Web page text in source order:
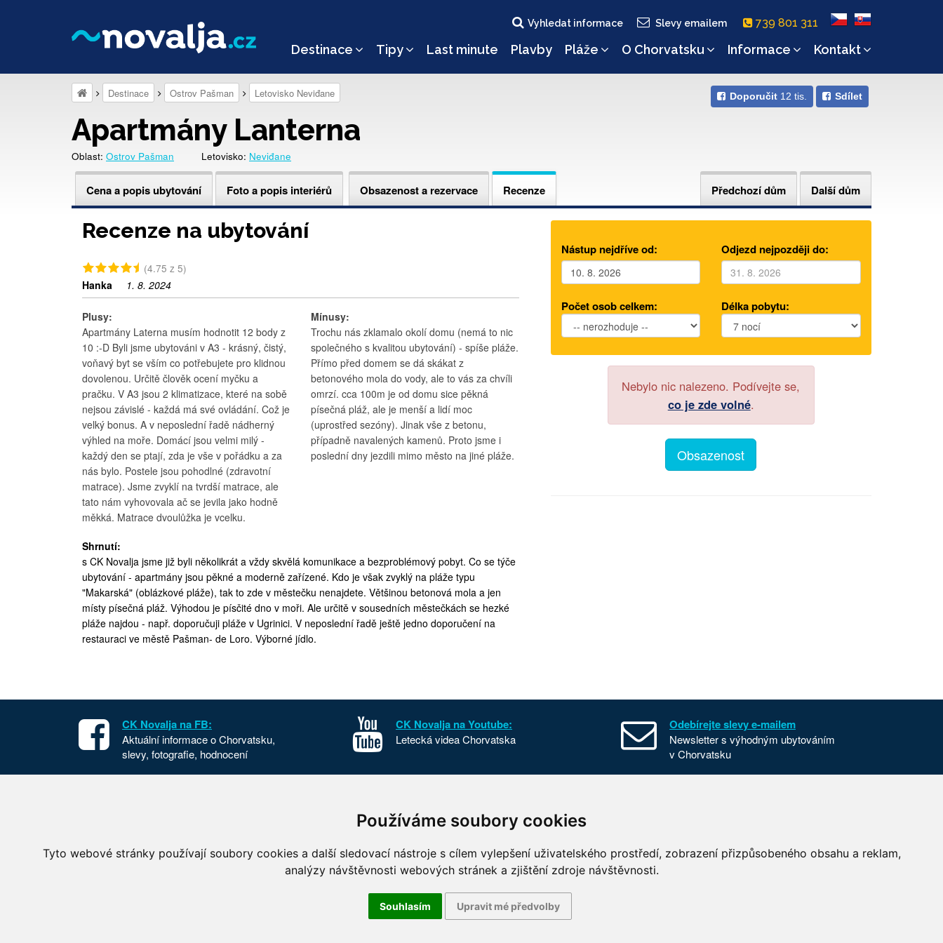
Používáme soubory cookies
Tyto webové stránky používají soubory cookies a další sledovací nástroje s cílem vylepšení uživatelského prostředí, zobrazení přizpůsobeného obsahu a reklam,
analýzy návštěvnosti webových stránek a zjištění zdroje návštěvnosti.
Souhlasím Upravit mé předvolby
Vyhledat informace Slevy emailem 739 801 311
Destinace Tipy Last minute Plavby Pláže O Chorvatsku Informace Kontakt
Doporučit 12 tis. Sdílet
Destinace Ostrov Pašman Letovisko Neviđane
Apartmány Lanterna
Oblast: Ostrov Pašman Letovisko: Neviđane
Předchozí dům Další dům
Cena a popis ubytování Foto a popis interiérů Obsazenost a rezervace Recenze
Recenze na ubytování
(4.75 z 5)
Hanka
1. 8. 2024
Plusy:
Apartmány Laterna musím hodnotit 12 body z
10 :-D Byli jsme ubytováni v A3 - krásný, čistý,
voňavý byt se vším co potřebujete pro klidnou
dovolenou. Určitě člověk ocení myčku a
pračku. V A3 jsou 2 klimatizace, které na sobě
nejsou závislé - každá má své ovládání. Což je
velký bonus. A v neposlední řadě nádherný
výhled na moře. Domácí jsou velmi milý -
každý den se ptají, zda je vše v pořádku a za
nás bylo. Postele jsou pohodlné (zdravotní
matrace). Jsme zvyklí na tvrdší matrace, ale
tato nám vyhovovala ač se jevila jako hodně
měkká. Matrace dvoulůžka je vcelku.
Mínusy:
Trochu nás zklamalo okolí domu (nemá to nic
společného s kvalitou ubytování) - spíše pláže.
Přímo před domem se dá skákat z
betonového mola do vody, ale to vás za chvíli
omrzí. cca 100m je od domu sice pěkná
písečná pláž, ale je menší a lidí moc
(uprostřed sezóny). Jinak vše z betonu,
případně navalených kamenů. Proto jsme i
poslední dny jezdili mimo město na jiné pláže.
Shrnutí:
s CK Novalja jsme již byli několikrát a vždy skvělá komunikace a bezproblémový pobyt. Co se týče
ubytování - apartmány jsou pěkné a moderně zařízené. Kdo je však zvyklý na pláže typu
"Makarská" (oblázkové pláže), tak to zde v městečku nenajdete. Většinou betonová mola a jen
místy písečná pláž. Výhodou je písčité dno v moři. Ale určitě v sousedních městečkách se hezké
pláže najdou - např. doporučuji pláže v Ugrinici. V neposlední řadě ještě jedno doporučení na
restauraci ve městě Pašman- de Loro. Výborné jídlo.
Nástup nejdříve od: Odjezd nejpozději do:
Počet osob celkem: Délka pobytu:
Nebylo nic nalezeno. Podívejte se,
co je zde volné.
Obsazenost
CK Novalja na FB:
Aktuální informace o Chorvatsku,
slevy, fotografie, hodnocení
CK Novalja na Youtube:
Letecká videa Chorvatska
Odebírejte slevy e-mailem
Newsletter s výhodným ubytováním
v Chorvatsku
Ubytování Chorvatsko
Cesta do Chorvatska
Národní parky Chorvatska
Letecké fotografie Chorvatska
O nás
FKSP
Benefity
Používání cookies
© 2006–2026 Cestovní kancelář Novalja s.r.o., Křížová 96/18, 603 00 Brno, tel. +420 739 801 311